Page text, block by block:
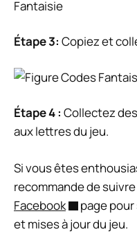
Étape 3: Copiez et
Étape 4 : Collectez
aux lettres du jeu.
Si vous êtes
recommande de
Facebook
page pour
et mises à jour du jeu.